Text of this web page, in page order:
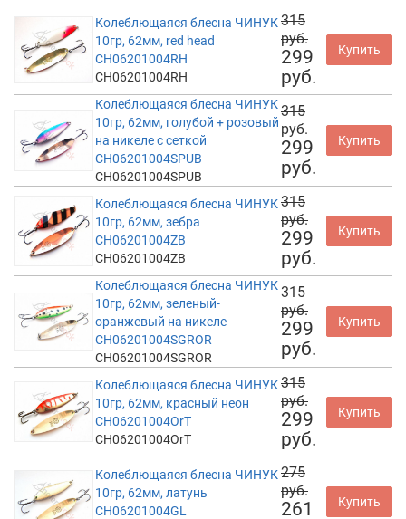
Колеблющаяся блесна ЧИНУК
10гр, 62мм, red head
CH06201004RH
CH06201004RH
315
руб.
299
руб.
Купить
Колеблющаяся блесна ЧИНУК
10гр, 62мм, голубой + розовый
на никеле с сеткой
CH06201004SPUB
CH06201004SPUB
315
руб.
299
руб.
Купить
Колеблющаяся блесна ЧИНУК
10гр, 62мм, зебра
CH06201004ZB
CH06201004ZB
315
руб.
299
руб.
Купить
Колеблющаяся блесна ЧИНУК
10гр, 62мм, зеленый-
оранжевый на никеле
CH06201004SGROR
CH06201004SGROR
315
руб.
299
руб.
Купить
Колеблющаяся блесна ЧИНУК
10гр, 62мм, красный неон
CH06201004OrT
CH06201004OrT
315
руб.
299
руб.
Купить
Колеблющаяся блесна ЧИНУК
10гр, 62мм, латунь
CH06201004GL
275
руб.
261
Купить